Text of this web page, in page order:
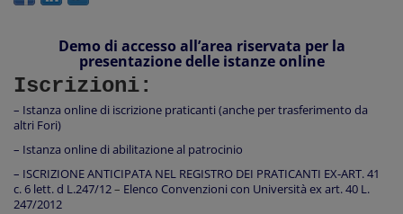
Demo di accesso all’area riservata per la
presentazione delle istanze online
Iscrizioni:
– Istanza online di iscrizione praticanti (anche per trasferimento da
altri Fori)
– Istanza online di abilitazione al patrocinio
– ISCRIZIONE ANTICIPATA NEL REGISTRO DEI PRATICANTI EX-ART. 41
c. 6 lett. d L.247/12– Elenco Convenzioni con Università ex art. 40 L.
247/2012